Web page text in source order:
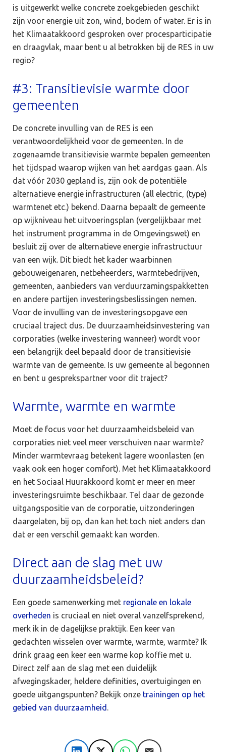
is uitgewerkt welke concrete zoekgebieden geschikt
zijn voor energie uit zon, wind, bodem of water. Er is in
het Klimaatakkoord gesproken over procesparticipatie
en draagvlak, maar bent u al betrokken bij de RES in uw
regio?
#3: Transitievisie warmte door
gemeenten
De concrete invulling van de RES is een
verantwoordelijkheid voor de gemeenten. In de
zogenaamde transitievisie warmte bepalen gemeenten
het tijdspad waarop wijken van het aardgas gaan. Als
dat vóór 2030 gepland is, zijn ook de potentiële
alternatieve energie infrastructuren (all electric, (type)
warmtenet etc.) bekend. Daarna bepaalt de gemeente
op wijkniveau het uitvoeringsplan (vergelijkbaar met
het instrument programma in de Omgevingswet) en
besluit zij over de alternatieve energie infrastructuur
van een wijk. Dit biedt het kader waarbinnen
gebouweigenaren, netbeheerders, warmtebedrijven,
gemeenten, aanbieders van verduurzamingspakketten
en andere partijen investeringsbeslissingen nemen.
Voor de invulling van de investeringsopgave een
cruciaal traject dus. De duurzaamheidsinvestering van
corporaties (welke investering wanneer) wordt voor
een belangrijk deel bepaald door de transitievisie
warmte van de gemeente. Is uw gemeente al begonnen
en bent u gesprekspartner voor dit traject?
Warmte, warmte en warmte
Moet de focus voor het duurzaamheidsbeleid van
corporaties niet veel meer verschuiven naar warmte?
Minder warmtevraag betekent lagere woonlasten (en
vaak ook een hoger comfort). Met het Klimaatakkoord
en het Sociaal Huurakkoord komt er meer en meer
investeringsruimte beschikbaar. Tel daar de gezonde
uitgangspositie van de corporatie, uitzonderingen
daargelaten, bij op, dan kan het toch niet anders dan
dat er een verschil gemaakt kan worden.
Direct aan de slag met uw
duurzaamheidsbeleid?
Een goede samenwerking met regionale en lokale
overheden is cruciaal en niet overal vanzelfsprekend,
merk ik in de dagelijkse praktijk. Een keer van
gedachten wisselen over warmte, warmte, warmte? Ik
drink graag een keer een warme kop koffie met u.
Direct zelf aan de slag met een duidelijk
afwegingskader, heldere definities, overtuigingen en
goede uitgangspunten? Bekijk onze trainingen op het
gebied van duurzaamheid .